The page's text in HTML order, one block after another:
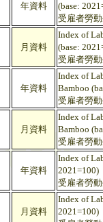
年資料
(base:
受雇者勞
月資料
Index of
(base:
受雇者勞
年資料
Index of
Bamboo
受雇者勞
月資料
Index of
Bamboo
受雇者勞
年資料
Index of
2021=100)
受雇者勞
月資料
Index of
2021=100)